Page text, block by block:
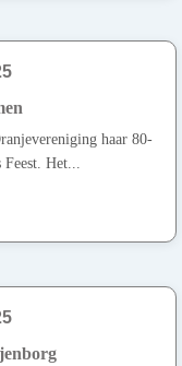
haar 80-
Het...